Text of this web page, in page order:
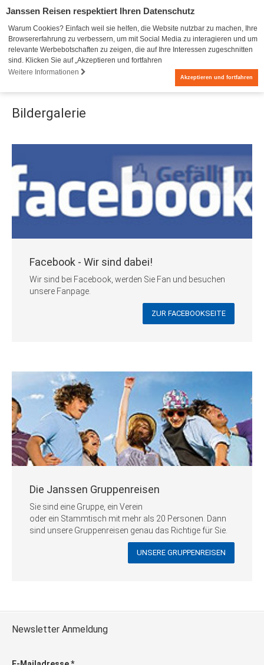
Janssen Reisen respektiert Ihren Datenschutz
Warum Cookies? Einfach weil sie helfen, die Website nutzbar zu machen, Ihre
Browsererfahrung zu verbessern, um mit Social Media zu interagieren und um
relevante Werbebotschaften zu zeigen, die auf Ihre Interessen zugeschnitten
sind. Klicken Sie auf „Akzeptieren und fortfahren
Weitere Informationen
Akzeptieren und fortfahren
Bildergalerie
Facebook - Wir sind dabei!
Wir sind bei Facebook, werden Sie Fan und besuchen
unsere Fanpage.
ZUR FACEBOOKSEITE
Die Janssen Gruppenreisen
Sie sind eine Gruppe, ein Verein
oder ein Stammtisch mit mehr als 20 Personen. Dann
sind unsere Gruppenreisen genau das Richtige für Sie.
UNSERE GRUPPENREISEN
Newsletter Anmeldung